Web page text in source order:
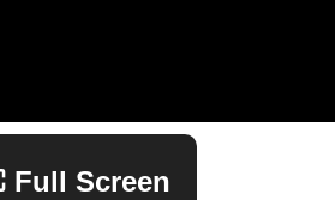
Full Screen